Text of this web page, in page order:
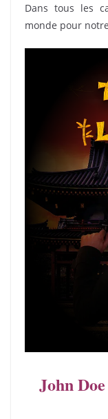
Dans tous les
monde pour
John